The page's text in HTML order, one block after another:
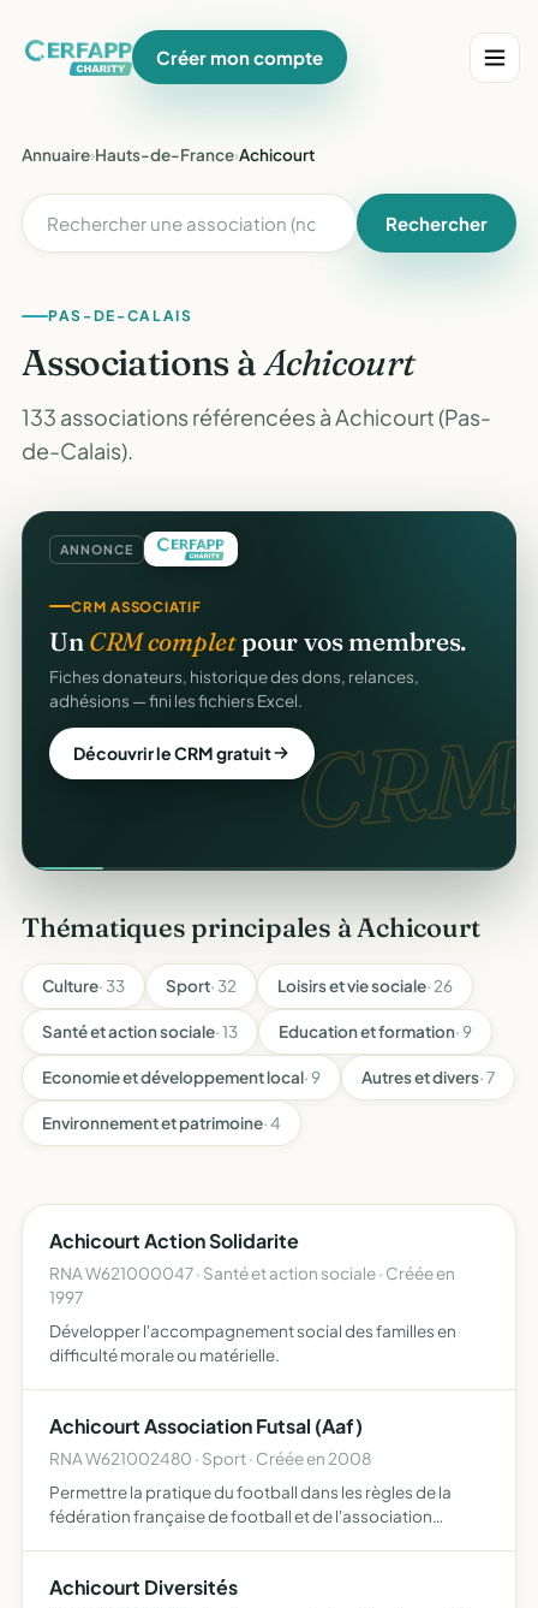
Créer mon compte
Annuaire›Hauts-de-France›Achicourt
Rechercher
PAS-DE-CALAIS
Associations àAchicourt
133 associations référencées à Achicourt (Pas-
de-Calais).
ANNONCE
CRM.
CRM ASSOCIATIF
Un CRM completpour vos membres.
Fiches donateurs, historique des dons, relances,
adhésions — fini les fichiers Excel.
Découvrir le CRM gratuit
Thématiques principales à Achicourt
Culture· 33 Sport· 32 Loisirs et vie sociale· 26
Santé et action sociale· 13 Education et formation· 9
Economie et développement local· 9 Autres et divers· 7
Environnement et patrimoine· 4
Achicourt Action Solidarite
RNA W621000047 · Santé et action sociale · Créée en
1997
Développer l'accompagnement social des familles en
difficulté morale ou matérielle.
Achicourt Association Futsal (Aaf)
RNA W621002480 · Sport · Créée en 2008
Permettre la pratique du football dans les règles de la
fédération française de football et de l'association
futsal s…
Achicourt Diversités